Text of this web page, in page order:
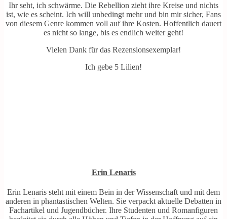
Ihr seht, ich schwärme. Die Rebellion zieht ihre Kreise und nichts
ist, wie es scheint. Ich will unbedingt mehr und bin mir sicher, Fans
von diesem Genre kommen voll auf ihre Kosten. Hoffentlich dauert
es nicht so lange, bis es endlich weiter geht!
Vielen Dank für das Rezensionsexemplar!
Ich gebe 5 Lilien!
Erin Lenaris
Erin Lenaris steht mit einem Bein in der Wissenschaft und mit dem
anderen in phantastischen Welten. Sie verpackt aktuelle Debatten in
Fachartikel und Jugendbücher. Ihre Studenten und Romanfiguren